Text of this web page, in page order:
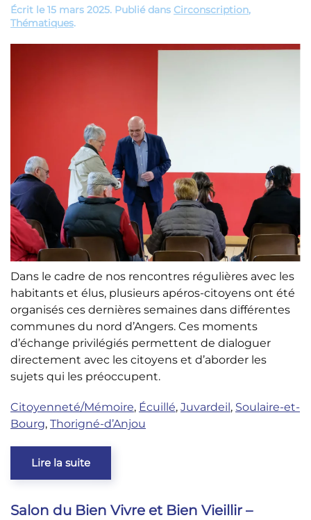
Écrit le15 mars 2025. Publié dans Circonscription,
Thématiques.
Dans le cadre de nos rencontres régulières avec les
habitants et élus, plusieurs apéros-citoyens ont été
organisés ces dernières semaines dans différentes
communes du nord d’Angers. Ces moments
d’échange privilégiés permettent de dialoguer
directement avec les citoyens et d’aborder les
sujets qui les préoccupent.
Citoyenneté/Mémoire, Écuillé, Juvardeil , Soulaire-et-
Bourg, Thorigné-d’Anjou
Lire la suite
Salon du Bien Vivre et Bien Vieillir –